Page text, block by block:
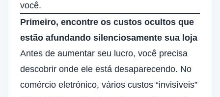
você.
Primeiro, encontre os custos ocultos que
estão afundando silenciosamente sua loja
Antes de aumentar seu lucro, você precisa
descobrir onde ele está desaparecendo. No
comércio eletrónico, vários custos “invisíveis”